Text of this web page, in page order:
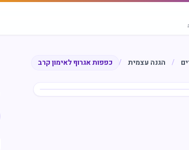
/ הגנה עצמית / כפפות אגרוף לאימון קרב